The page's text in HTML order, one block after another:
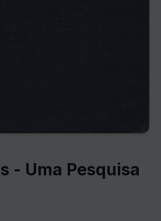
- Uma Pesquisa